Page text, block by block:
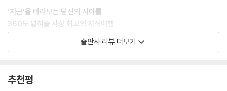
문을 ‘Excommunication’이라 합니다. 이는 공동체communion에서 추
방한다ex-는 뜻입니다.
--- p.284
카를 5세는 십자군 정신을 유럽 각국에 고취시키려 했지만 아무도 상대해
람교 국가와도 동맹 맺는 것을 꺼리지 않았습니다. 국익의 추구가 근대 국
‘지금’을 바라보는 당신의 시야를
360도 넓혀줄 사상 최고의 지식여행
세계사의 흐름을 이해하려는 열망은 요즘 한국인들 사이에서 특히 높아지
상은 남 일처럼 볼 수 없다는 점과 현재의 문제들이 과거의 역사적 맥락에
출판사 리뷰 더보기
추천평